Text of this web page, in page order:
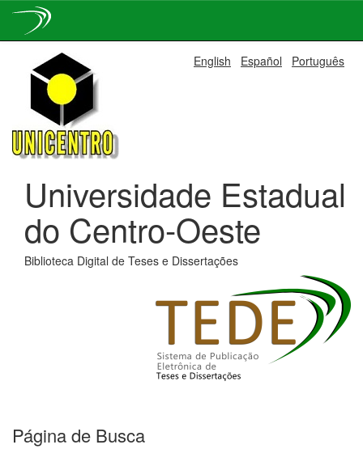
navigation
English Español Português
Universidade Estadual
do Centro-Oeste
Biblioteca Digital de Teses e Dissertações
Página de Busca